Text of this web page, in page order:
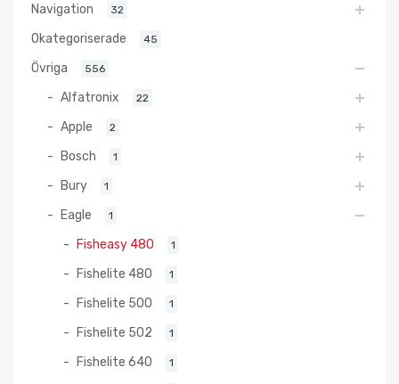
Navigation 32
Okategoriserade 45
Övriga 556
Alfatronix 22
Apple 2
Bosch 1
Bury 1
Eagle 1
Fisheasy 480 1
Fishelite 480 1
Fishelite 500 1
Fishelite 502 1
Fishelite 640 1